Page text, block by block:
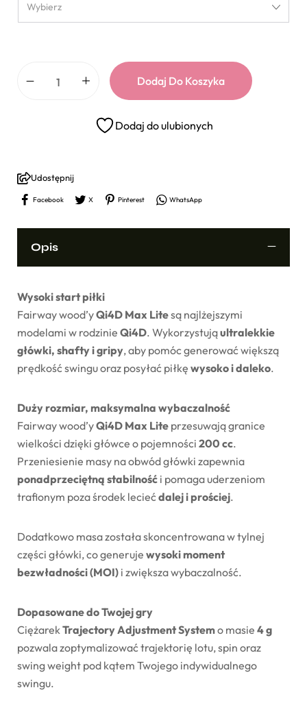
Wybierz
Dodaj Do Koszyka
Dodaj do ulubionych
Udostępnij
Facebook X Pinterest WhatsApp
Opis
Wysoki start piłki
Fairway wood’yQi4D Max Litesą najlżejszymi
modelami w rodzinie Qi4D. Wykorzystująultralekkie
główki, shafty i gripy, aby pomóc generować większą
prędkość swingu oraz posyłać piłkę wysoko i daleko.
Duży rozmiar, maksymalna wybaczalność
Fairway wood’yQi4D Max Lite przesuwają granice
wielkości dzięki główce o pojemności 200 cc.
Przeniesienie masy na obwód główki zapewnia
ponadprzeciętną stabilność i pomaga uderzeniom
trafionym poza środek leciećdalej i prościej.
Dodatkowo masa została skoncentrowana w tylnej
części główki, co generuje wysoki moment
bezwładności (MOI) i zwiększa wybaczalność.
Dopasowane do Twojej gry
CiężarekTrajectory Adjustment Systemo masie 4 g
pozwala zoptymalizować trajektorię lotu, spin oraz
swing weight pod kątem Twojego indywidualnego
swingu.